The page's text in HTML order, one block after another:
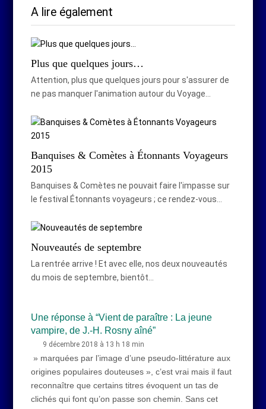
A lire également
Plus que quelques jours…
Attention, plus que quelques jours pour s'assurer de
ne pas manquer l'animation autour du Voyage…
Banquises & Comètes à Étonnants Voyageurs
2015
Banquises & Comètes ne pouvait faire l'impasse sur
le festival Étonnants voyageurs ; ce rendez-vous…
Nouveautés de septembre
La rentrée arrive ! Et avec elle, nos deux nouveautés
du mois de septembre, bientôt…
Une réponse à “Vient de paraître : La jeune
vampire, de J.-H. Rosny aîné”
9 décembre 2018 à 13 h 18 min
» marquées par l’image d’une pseudo-littérature aux
origines populaires douteuses », c’est vrai mais il faut
reconnaître que certains titres évoquent un tas de
clichés qui font qu’on passe son chemin. Sans cet